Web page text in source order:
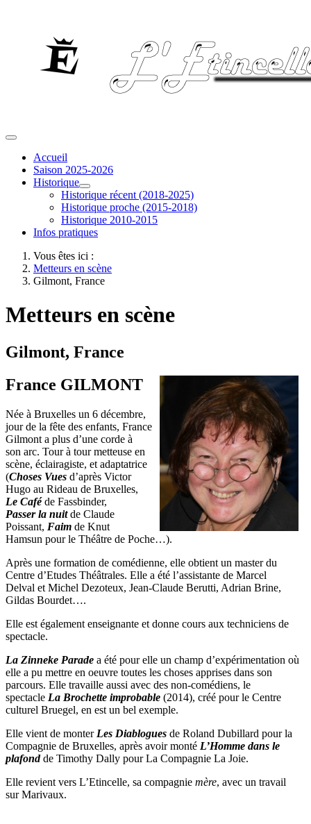
Accueil
Saison 2025-2026
Historique
Historique récent (2018-2025)
Historique proche (2015-2018)
Historique 2010-2015
Infos pratiques
Vous êtes ici :
Metteurs en scène
Gilmont, France
Metteurs en scène
Gilmont, France
France GILMONT
Née à Bruxelles un 6 décembre,
jour de la fête des enfants, France
Gilmont a plus d’une corde à
son arc. Tour à tour metteuse en
scène, éclairagiste, et adaptatrice
(Choses Vues d’après Victor
Hugo au Rideau de Bruxelles,
Le Caféde Fassbinder,
Passer la nuitde Claude
Poissant, Faim de Knut
Hamsun pour le Théâtre de Poche…).
Après une formation de comédienne, elle obtient un master du
Centre d’Etudes Théâtrales. Elle a été l’assistante de Marcel
Delval et Michel Dezoteux, Jean‑Claude Berutti, Adrian Brine,
Gildas Bourdet….
Elle est également enseignante et donne cours aux techniciens de
spectacle.
La Zinneke Parade a été pour elle un champ d’expérimentation où
elle a pu mettre en oeuvre toutes les choses apprises dans son
parcours. Elle travaille aussi avec des non-comédiens, le
spectacle La Brochette improbable (2014), créé pour le Centre
culturel Bruegel, en est un bel exemple.
Elle vient de monter Les Diablogues de Roland Dubillard pour la
Compagnie de Bruxelles, après avoir monté L’Homme dans le
plafond de Timothy Dally pour La Compagnie La Joie.
Elle revient vers L’Etincelle, sa compagnie mère, avec un travail
sur Marivaux.